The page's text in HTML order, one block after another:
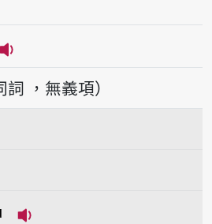
播放音讀īnn-khu
詞 ，無義項）